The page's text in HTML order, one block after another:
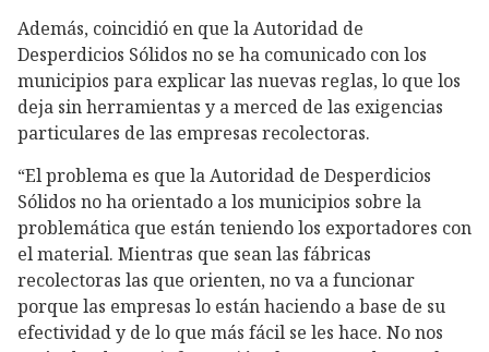
Además, coincidió en que la Autoridad de
Desperdicios Sólidos no se ha comunicado con los
municipios para explicar las nuevas reglas, lo que los
deja sin herramientas y a merced de las exigencias
particulares de las empresas recolectoras.
“El problema es que la Autoridad de Desperdicios
Sólidos no ha orientado a los municipios sobre la
problemática que están teniendo los exportadores con
el material. Mientras que sean las fábricas
recolectoras las que orienten, no va a funcionar
porque las empresas lo están haciendo a base de su
efectividad y de lo que más fácil se les hace. No nos